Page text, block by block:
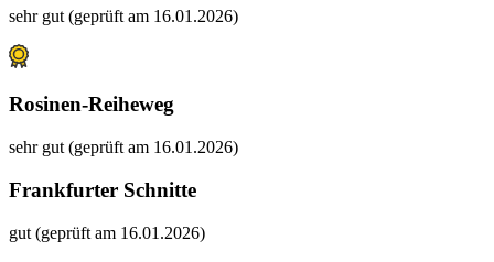
sehr gut (geprüft am 16.01.2026)
Rosinen-Reiheweg
sehr gut (geprüft am 16.01.2026)
Frankfurter Schnitte
gut (geprüft am 16.01.2026)